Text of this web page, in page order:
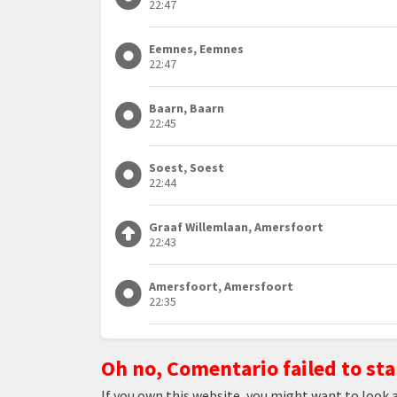
22:47
Eemnes, Eemnes
22:47
Baarn, Baarn
22:45
Soest, Soest
22:44
Graaf Willemlaan, Amersfoort
22:43
Amersfoort, Amersfoort
22:35
Oh no, Comentario failed to